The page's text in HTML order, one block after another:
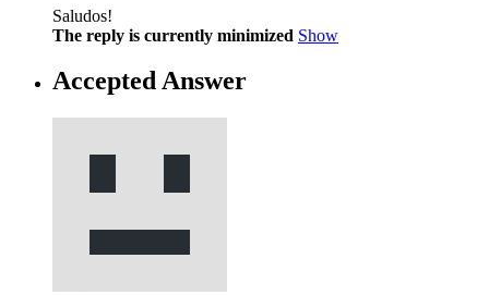
Saludos!
The reply is currently minimized Show
Accepted Answer